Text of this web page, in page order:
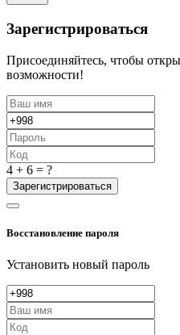
Зарегистрироваться
Присоединяйтесь, чтобы
возможности!
4 + 6 = ?
Зарегистрироваться
Восстановление пароля
Установить новый пароль